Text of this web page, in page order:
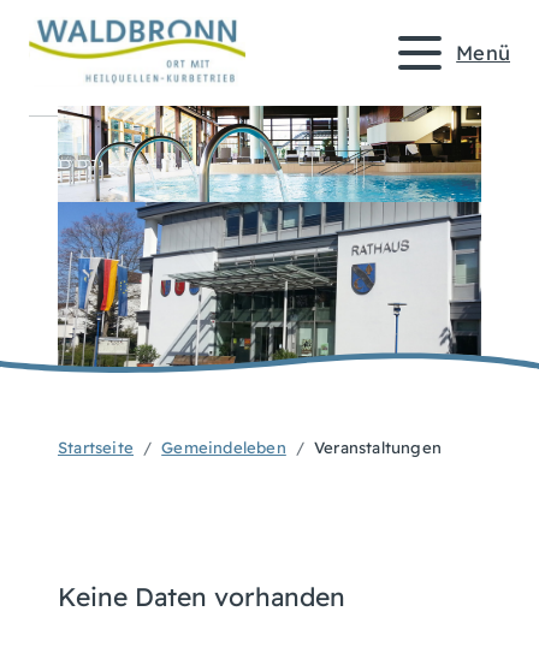
Menü
Startseite Gemeindeleben Veranstaltungen
Keine Daten vorhanden